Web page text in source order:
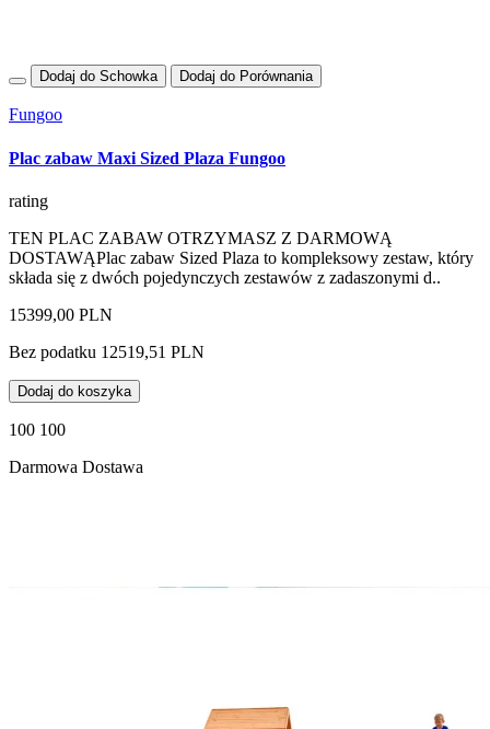
Dodaj do Schowka Dodaj do Porównania
Fungoo
Plac zabaw Maxi Sized Plaza Fungoo
rating
TEN PLAC ZABAW OTRZYMASZ Z DARMOWĄ
DOSTAWĄPlac zabaw Sized Plaza to kompleksowy zestaw, który
składa się z dwóch pojedynczych zestawów z zadaszonymi d..
15399,00 PLN
Bez podatku 12519,51 PLN
Dodaj do koszyka
100 100
Darmowa Dostawa